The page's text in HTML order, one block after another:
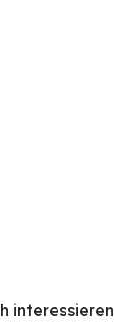
interessieren